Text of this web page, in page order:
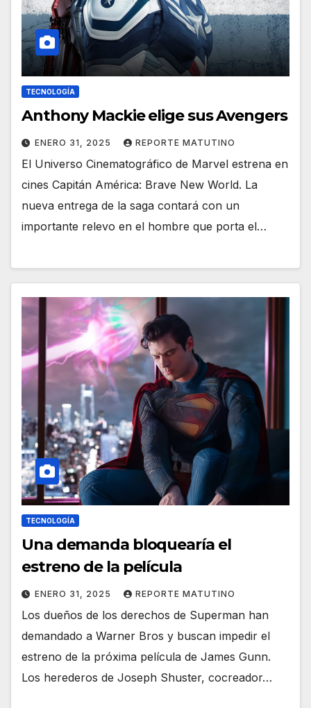
TECNOLOGÍA
Anthony Mackie elige sus Avengers
ENERO 31, 2025 REPORTE MATUTINO
El Universo Cinematográfico de Marvel estrena en
cines Capitán América: Brave New World. La
nueva entrega de la saga contará con un
importante relevo en el hombre que porta el…
TECNOLOGÍA
Una demanda bloquearía el
estreno de la película
ENERO 31, 2025 REPORTE MATUTINO
Los dueños de los derechos de Superman han
demandado a Warner Bros y buscan impedir el
estreno de la próxima película de James Gunn.
Los herederos de Joseph Shuster, cocreador…